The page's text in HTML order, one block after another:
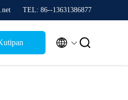
TEL: 86--13631386877
 